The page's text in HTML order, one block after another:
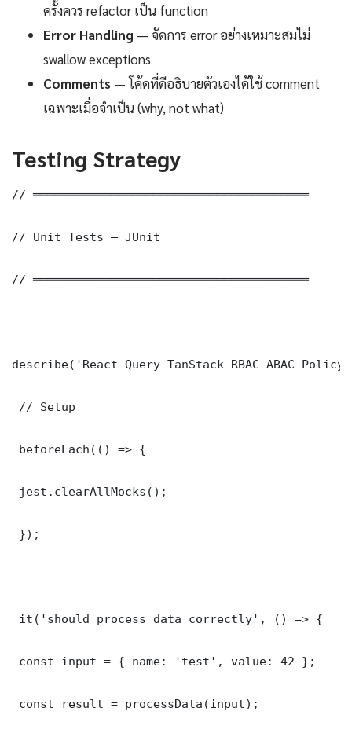
ครั้งควร refactor เป็น function
Error Handling — จัดการ error อย่างเหมาะสมไม่
swallow exceptions
Comments — โค้ดที่ดีอธิบายตัวเองได้ใช้ comment
เฉพาะเมื่อจำเป็น (why, not what)
Testing Strategy
// ═══════════════════════════════════════
// Unit Tests — JUnit
// ═══════════════════════════════════════
describe('React Query TanStack RBAC ABAC
// Setup
beforeEach(() => {
jest.clearAllMocks();
});
it('should process data correctly', () => {
const input = { name: 'test', value: 42 };
const result = processData(input);